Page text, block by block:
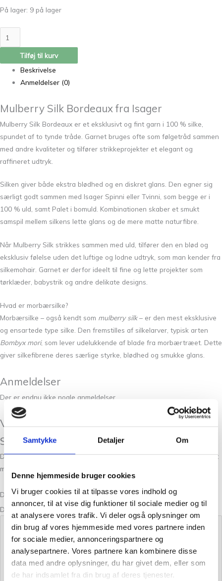
Samtykke Detaljer Om
Denne hjemmeside bruger cookies
Vi bruger cookies til at tilpasse vores indhold og
annoncer, til at vise dig funktioner til sociale medier og til
at analysere vores trafik. Vi deler også oplysninger om
din brug af vores hjemmeside med vores partnere inden
for sociale medier, annonceringspartnere og
analysepartnere. Vores partnere kan kombinere disse
data med andre oplysninger, du har givet dem, eller som
de har indsamlet fra din brug af deres tjenester.
På lager: 9 på lager
Tilføj til kurv
Beskrivelse
Anmeldelser (0)
Mulberry Silk Bordeaux fra Isager
Mulberry Silk Bordeaux er et eksklusivt og fint garn i 100 % silke,
spundet af to tynde tråde. Garnet bruges ofte som følgetråd sammen
med andre kvaliteter og tilfører strikkeprojekter et elegant og
raffineret udtryk.
Silken giver både ekstra blødhed og en diskret glans. Den egner sig
særligt godt sammen med Isager Spinni eller Tvinni, som begge er i
100 % uld, samt Palet i bomuld. Kombinationen skaber et smukt
samspil mellem silkens lette glans og de mere matte naturfibre.
Når Mulberry Silk strikkes sammen med uld, tilfører den en blød og
eksklusiv følelse uden det luftige og lodne udtryk, som man kender fra
silkemohair. Garnet er derfor ideelt til fine og lette projekter som
tørklæder, babystrik og andre delikate designs.
Hvad er morbærsilke?
Morbærsilke – også kendt som mulberry silk– er den mest eksklusive
og ensartede type silke. Den fremstilles af silkelarver, typisk arten
Bombyx mori, som lever udelukkende af blade fra morbærtræet. Dette
giver silkefibrene deres særlige styrke, blødhed og smukke glans.
Anmeldelser
Der er endnu ikke nogle anmeldelser.
Vær den første til at anmelde “Mulberry
Silk Bordeaux”
Din e-mailadresse vil ikke blive publiceret. Krævede felter er markeret
med
Din bedømmelse
Din anmeldelse